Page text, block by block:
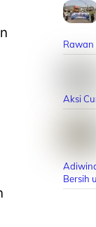
Rawan
Aksi
Bersih